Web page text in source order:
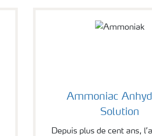
Ammoniac
Solution
Depuis plus de cent ans,